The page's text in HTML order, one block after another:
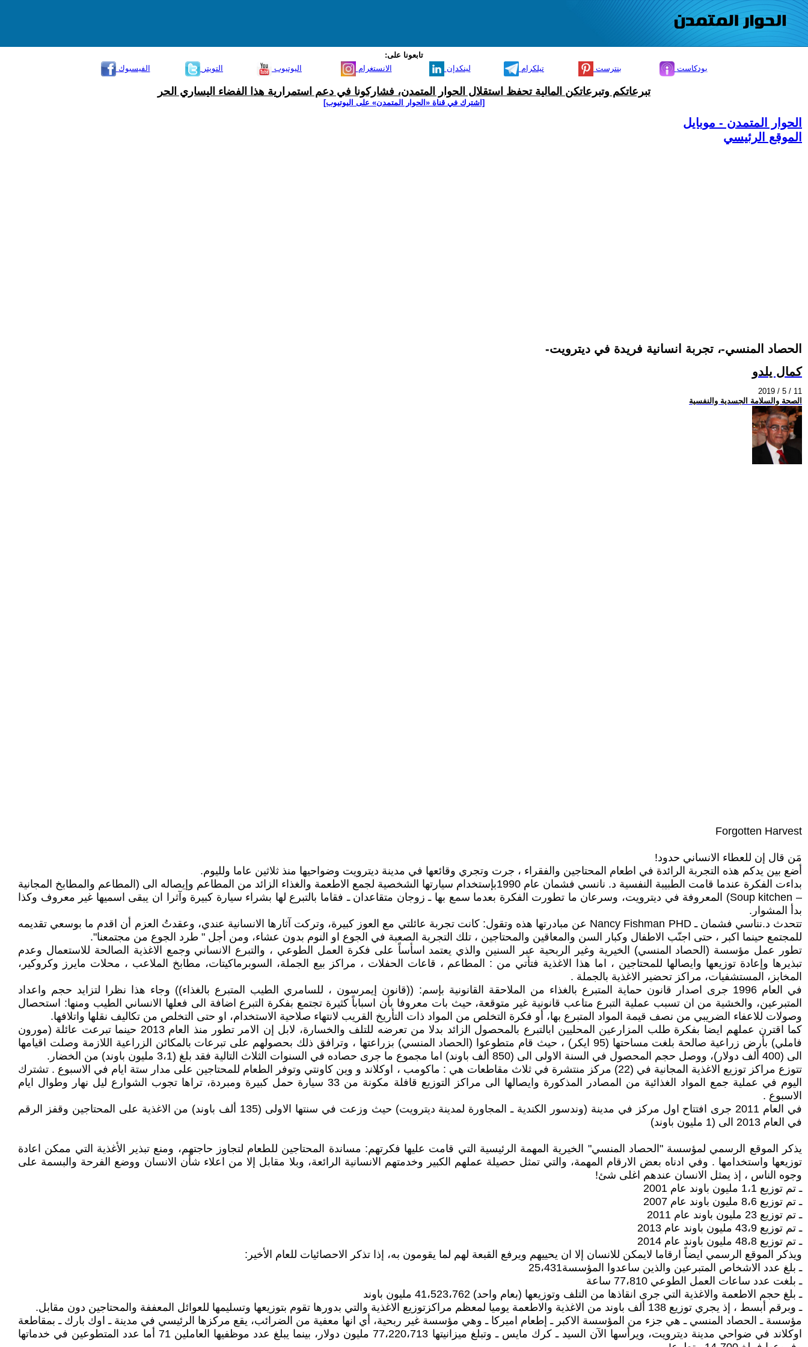
تابعونا على:
الفيسبوك
التويتر اليوتيوب الانستغرام لينكدإن تيلكرام بنترست بودكاست
تبرعاتكم وتبرعاتكن المالية تحفظ استقلال الحوار المتمدن، فشاركونا في دعم استمرارية هذا الفضاء اليساري الحر
[اشترك في قناة ‫«الحوار المتمدن» على اليوتيوب]
الحوار المتمدن - موبايل
الموقع الرئيسي
-الحصاد المنسي-، تجربة انسانية فريدة في ديترويت
كمال يلدو
2019 / 5 / 11
الصحة والسلامة الجسدية والنفسية
Forgotten Harvest
مَن قال إن للعطاء الانساني حدود!
أضع بين يدكم هذه التجربة الرائدة في اطعام المحتاجين والفقراء ، جرت وتجري وقائعها في مدينة ديترويت وضواحيها منذ ثلاثين عاما ولليوم.
بداءت الفكرة عندما قامت الطبيبة النفسية د. نانسي فشمان عام 1990بإستخدام سيارتها الشخصية لجمع الاطعمة والغذاء الزائد من المطاعم وإيصاله الى (المطاعم والمطابخ المجانية
– Soup kitchen) المعروفة في ديترويت، وسرعان ما تطورت الفكرة بعدما سمع بها ـ زوجان متقاعدان ـ فقاما بالتبرع لها بشراء سيارة كبيرة وآثرا ان يبقى اسميها غير معروف وكذا
بدأ المشوار.
تتحدث د.نناسي فشمان ـ Nancy Fishman PHD عن مبادرتها هذه وتقول: كانت تجربة عائلتي مع العوز كبيرة، وتركت آثارها الانسانية عندي، وعقدتُ العزم أن اقدم ما بوسعي تقديمه
للمجتمع حينما اكبر ، حتى اجنّب الاطفال وكبار السن والمعاقين والمحتاجين ، تلك التجربة الصعبة في الجوع او النوم بدون عشاء، ومن أجل " طرد الجوع من مجتمعنا".
تطور عمل مؤسسة (الحصاد المنسي) الخيرية وغير الربحية عبر السنين والذي يعتمد اسأساً على فكرة العمل الطوعي ، والتبرع الانساني وجمع الاغذية الصالحة للاستعمال وعدم
تبذيرها وإعادة توزيعها وايصالها للمحتاجين ، اما هذا الاغذية فتأتي من : المطاعم ، قاعات الحفلات ، مراكز بيع الجملة، السوبرماكيتات، مطابخ الملاعب ، محلات مايرز وكروكير،
المخابز، المستشفيات، مراكز تحضير الاغذية بالجملة .
في العام 1996 جرى اصدار قانون حماية المتبرع بالغذاء من الملاحقة القانونية بإسم: ((قانون إيمرسون ، للسامري الطيب المتبرع بالغذاء)) وجاء هذا نظرا لتزايد حجم واعداد
المتبرعين، والخشية من ان تسبب عملية التبرع متاعب قانونية غير متوقعة، حيث بات معروفا بأن اسباباً كثيرة تجتمع بفكرة التبرع اضافة الى فعلها الانساني الطيب ومنها: استحصال
وصولات للاعفاء الضريبي من نصف قيمة المواد المتبرع بها، أو فكرة التخلص من المواد ذات التأريخ القريب لانتهاء صلاحية الاستخدام، او حتى التخلص من تكاليف نقلها واتلافها.
كما اقترن عملهم ايضا بفكرة طلب المزارعين المحليين ابالتبرع بالمحصول الزائد بدلا من تعرضه للتلف والخسارة، لابل إن الامر تطور منذ العام 2013 حينما تبرعت عائلة (مورون
فاملي) بأرض زراعية صالحة بلغت مساحتها (95 ايكر) ، حيث قام متطوعوا (الحصاد المنسي) بزراعتها ، وترافق ذلك بحصولهم على تبرعات بالمكائن الزراعية اللازمة وصلت اقيامها
الى (400 ألف دولار)، ووصل حجم المحصول في السنة الاولى الى (850 ألف باوند) اما مجموع ما جرى حصاده في السنوات الثلاث التالية فقد بلغ (3،1 مليون باوند) من الخضار.
تتوزع مراكز توزيع الاغذية المجانية في (22) مركز منتشرة في ثلاث مقاطعات هي : ماكومب ، اوكلاند و وين كاونتي وتوفر الطعام للمحتاجين على مدار ستة ايام في الاسبوع . تشترك
اليوم في عملية جمع المواد الغذائية من المصادر المذكورة وايصالها الى مراكز التوزيع قافلة مكونة من 33 سيارة حمل كبيرة ومبردة، تراها تجوب الشوارع ليل نهار وطوال ايام
الاسبوع .
في العام 2011 جرى افتتاح اول مركز في مدينة (وندسور الكندية ـ المجاورة لمدينة ديترويت) حيث وزعت في سنتها الاولى (135 ألف باوند) من الاغذية على المحتاجين وقفز الرقم
في العام 2013 الى (1 مليون باوند)
يذكر الموقع الرسمي لمؤسسة "الحصاد المنسي" الخيرية المهمة الرئيسية التي قامت عليها فكرتهم: مساندة المحتاجين للطعام لتجاوز حاجتهم، ومنع تبذير الأغذية التي ممكن اعادة
توزيعها واستخدامها . وفي ادناه بعض الارقام المهمة، والتي تمثل حصيلة عملهم الكبير وخدمتهم الانسانية الرائعة، وبلا مقابل إلا من اعلاء شأن الانسان ووضع الفرحة والبسمة على
وجوه الناس ، إذ يمثل الانسان عندهم اغلى شئ!
ـ تم توزيع 1،1 مليون باوند عام 2001
ـ تم توزيع 8،6 مليون باوند عام 2007
ـ تم توزيع 23 مليون باوند عام 2011
ـ تم توزيع 43،9 مليون باوند عام 2013
ـ تم توزيع 48،8 مليون باوند عام 2014
ويذكر الموقع الرسمي ايضاً ارقاما لايمكن للانسان إلا ان يحييهم ويرفع القبعة لهم لما يقومون به، إذا تذكر الاحصائيات للعام الأخير:
ـ بلغ عدد الاشخاص المتبرعين والذين ساعدوا المؤسسة25،431
ـ بلغت عدد ساعات العمل الطوعي 77،810 ساعة
ـ بلغ حجم الاطعمة والاغذية التي جرى انقاذها من التلف وتوزيعها (بعام واحد) 41،523،762 مليون باوند
ـ وبرقم أبسط ، إذ يجري توزيع 138 ألف باوند من الاغذية والاطعمة يوميا لمعظم مراكزتوزيع الاغذية والتي بدورها تقوم بتوزيعها وتسليمها للعوائل المعففة والمحتاجين دون مقابل.
مؤسسة ـ الحصاد المنسي ـ هي جزء من المؤسسة الاكبر ـ إطعام اميركا ـ وهي مؤسسة غير ربحية، أي انها معفية من الضرائب، يقع مركزها الرئيسي في مدينة ـ اوك بارك ـ بمقاطعة
اوكلاند في ضواحي مدينة ديترويت، ويرأسها الآن السيد ـ كرك مايس ـ وتبلغ ميزانيتها 77،220،713 مليون دولار، بينما يبلغ عدد موظفيها العاملين 71 أما عدد المتطوعين في خدماتها